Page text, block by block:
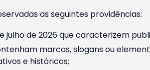
as seguintes providências:
de 2026 que caracterizem
marcas, slogans ou
e históricos;